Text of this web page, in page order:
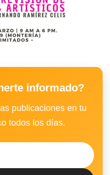
informado?
publicaciones en tu
todos los días.